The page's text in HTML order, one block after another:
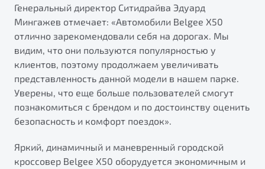
X70
от 2 499 990 ₽*
Автомобили в наличии
Тест-драйв
Автокредит
Спецпредложения
Будьте еще более уверены на дорогах с программой
"Помощь на дорогах"
Преимущества программы
Запись на сервис
Калькулятор ТО
Генеральный директор Ситидрайва Эдуард
Мингажев отмечает: «Автомобили Belgee X50
отлично зарекомендовали себя на дорогах. Мы
видим, что они пользуются популярностью у
клиентов, поэтому продолжаем увеличивать
представленность данной модели в нашем парке.
Уверены, что еще больше пользователей смогут
познакомиться с брендом и по достоинству оценить
безопасность и комфорт поездок».
Яркий, динамичный и маневренный городской
кроссовер Belgee X50 оборудуется экономичным и